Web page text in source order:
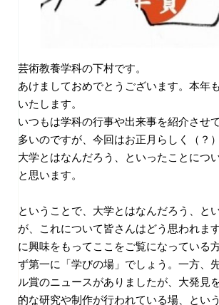
芸術教養学科の下村です。
あけましておめでとうございます。本年
いたします。
いつもは学科の行事や出来事を紹介させ
多いのですが、今回はお正月らしく（？
大学とはなんだろう、といったことにつ
と思います。
ということで、大学とはなんだろう、と
が、これについて皆さんはどう思われま
に興味をもってここをご覧になっている
ず第一に「学びの場」でしょう。一方、
ル賞のニュースがありましたが、大発見
的な研究や制作が行われている場、とい